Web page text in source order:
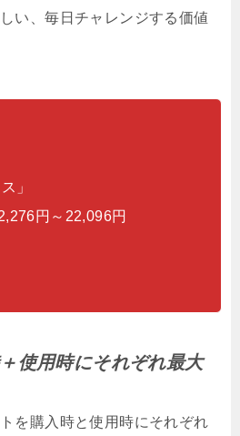
い、毎日チャレンジする価値
」
円～22,096円
使用時にそれぞれ最大
を購入時と使用時にそれぞれ